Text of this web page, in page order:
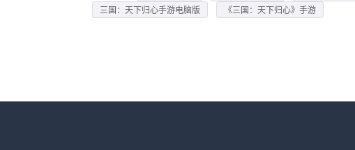
三国：天下归心手游电脑版
《三国：天下归心》手游